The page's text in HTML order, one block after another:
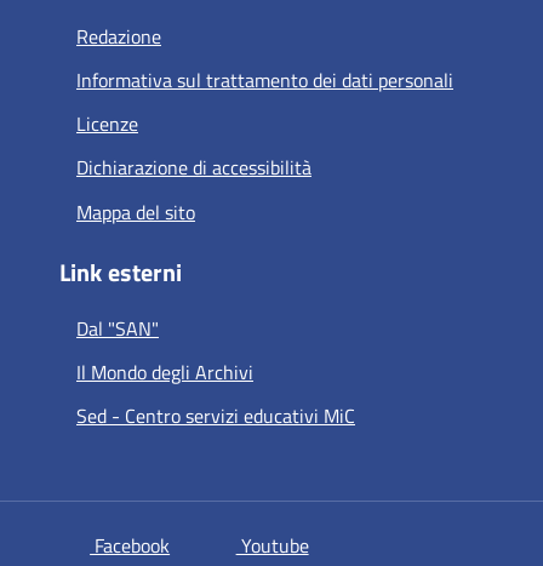
Redazione
Informativa sul trattamento dei dati personali
Licenze
Dichiarazione di accessibilità
Mappa del sito
Link esterni
Dal "SAN"
Il Mondo degli Archivi
Sed - Centro servizi educativi MiC
Facebook si apre in una nuova scheda
Youtubesi apre in una nuova scheda